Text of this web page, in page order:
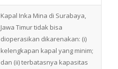
Kapal Inka Mina di Surabaya,
Jawa Timur tidak bisa
dioperasikan dikarenakan: (i)
kelengkapan kapal yang minim;
dan (ii) terbatasnya kapasitas